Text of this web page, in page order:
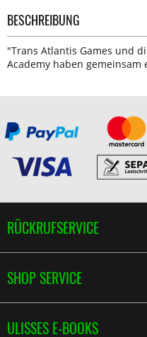
BESCHREIBUNG
"Trans Atlantis Games und
Academy haben gemeinsam
RÜCKRUFSERVICE
SHOP SERVICE
ULISSES E-BOOKS